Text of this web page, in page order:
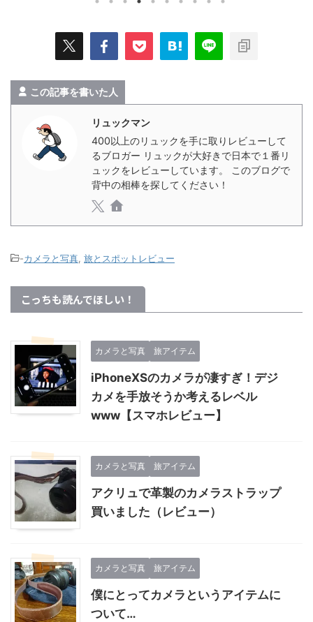
クだけだと無くなる心配は無いし空港
ック1つで旅するというスタイルが超
好きだ。 しかしリュック1つだけだと
容量が心もとないので僕は“リュック
る。いわゆる…サブバッグだ。 ※こ
の記事でのサ ...
この記事を書いた人
リュックマン
400以上のリュックを手に取りレビューして
るブロガー リュックが大好きで日本で１番リ
ュックをレビューしています。 このブログで
背中の相棒を探してください！
-カメラと写真, 旅とスポットレビュー
こっちも読んでほしい！
カメラと写真 旅アイテム
iPhoneXSのカメラが凄すぎ！デジ
カメを手放そうか考えるレベル
www【スマホレビュー】
カメラと写真 旅アイテム
アクリュで革製のカメラストラップ
買いました（レビュー）
カメラと写真 旅アイテム
僕にとってカメラというアイテムに
ついて…